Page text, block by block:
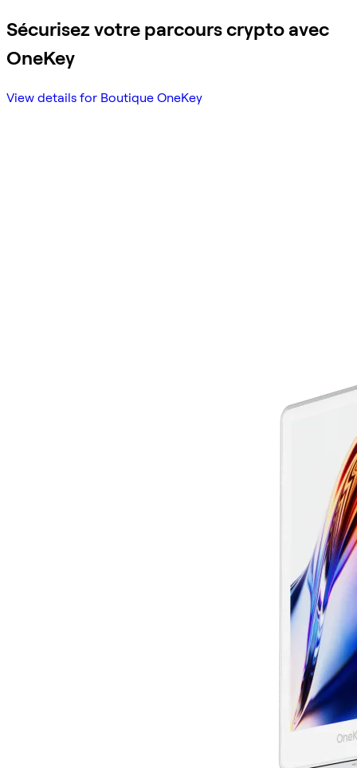
Sécurisez votre parcours crypto avec
OneKey
View details for Boutique OneKey